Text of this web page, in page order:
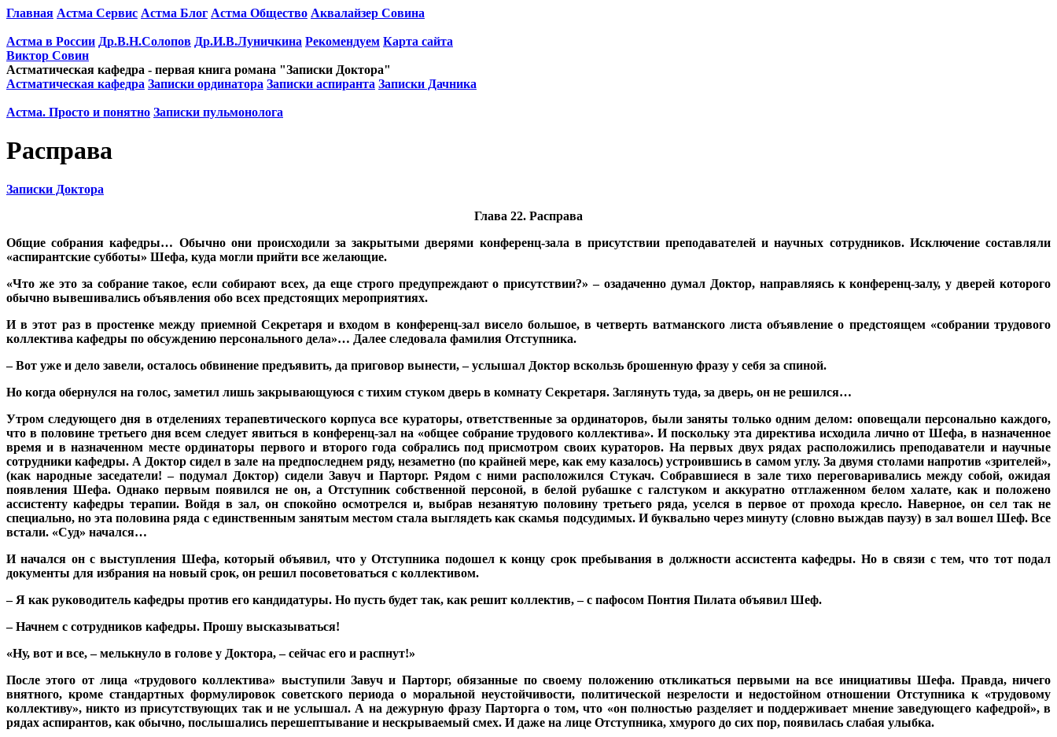
Главная Астма Сервис Астма Блог Астма Общество Аквалайзер Совина
Астма в России Др.В.Н.Солопов Др.И.В.Луничкина Рекомендуем Карта сайта
Виктор Совин
Астматическая кафедра - первая книга романа "Записки Доктора"
Астматическая кафедра Записки ординатора Записки аспиранта Записки Дачника
Астма. Просто и понятно Записки пульмонолога
Расправа
Записки Доктора
Глава 22. Расправа
Общие собрания кафедры… Обычно они происходили за закрытыми дверями конференц-зала в присутствии преподавателей и научных сотрудников. Исключение составляли
«аспирантские субботы» Шефа, куда могли прийти все желающие.
«Что же это за собрание такое, если собирают всех, да еще строго предупреждают о присутствии?» – озадаченно думал Доктор, направляясь к конференц-залу, у дверей которого
обычно вывешивались объявления обо всех предстоящих мероприятиях.
И в этот раз в простенке между приемной Секретаря и входом в конференц-зал висело большое, в четверть ватманского листа объявление о предстоящем «собрании трудового
коллектива кафедры по обсуждению персонального дела»… Далее следовала фамилия Отступника.
– Вот уже и дело завели, осталось обвинение предъявить, да приговор вынести, – услышал Доктор вскользь брошенную фразу у себя за спиной.
Но когда обернулся на голос, заметил лишь закрывающуюся с тихим стуком дверь в комнату Секретаря. Заглянуть туда, за дверь, он не решился…
Утром следующего дня в отделениях терапевтического корпуса все кураторы, ответственные за ординаторов, были заняты только одним делом: оповещали персонально каждого,
что в половине третьего дня всем следует явиться в конференц-зал на «общее собрание трудового коллектива». И поскольку эта директива исходила лично от Шефа, в назначенное
время и в назначенном месте ординаторы первого и второго года собрались под присмотром своих кураторов. На первых двух рядах расположились преподаватели и научные
сотрудники кафедры. А Доктор сидел в зале на предпоследнем ряду, незаметно (по крайней мере, как ему казалось) устроившись в самом углу. За двумя столами напротив «зрителей»,
(как народные заседатели! – подумал Доктор) сидели Завуч и Парторг. Рядом с ними расположился Стукач. Собравшиеся в зале тихо переговаривались между собой, ожидая
появления Шефа. Однако первым появился не он, а Отступник собственной персоной, в белой рубашке с галстуком и аккуратно отглаженном белом халате, как и положено
ассистенту кафедры терапии. Войдя в зал, он спокойно осмотрелся и, выбрав незанятую половину третьего ряда, уселся в первое от прохода кресло. Наверное, он сел так не
специально, но эта половина ряда с единственным занятым местом стала выглядеть как скамья подсудимых. И буквально через минуту (словно выждав паузу) в зал вошел Шеф. Все
встали. «Суд» начался…
И начался он с выступления Шефа, который объявил, что у Отступника подошел к концу срок пребывания в должности ассистента кафедры. Но в связи с тем, что тот подал
документы для избрания на новый срок, он решил посоветоваться с коллективом.
– Я как руководитель кафедры против его кандидатуры. Но пусть будет так, как решит коллектив, – с пафосом Понтия Пилата объявил Шеф.
– Начнем с сотрудников кафедры. Прошу высказываться!
«Ну, вот и все, – мелькнуло в голове у Доктора, – сейчас его и распнут!»
После этого от лица «трудового коллектива» выступили Завуч и Парторг, обязанные по своему положению откликаться первыми на все инициативы Шефа. Правда, ничего
внятного, кроме стандартных формулировок советского периода о моральной неустойчивости, политической незрелости и недостойном отношении Отступника к «трудовому
коллективу», никто из присутствующих так и не услышал. А на дежурную фразу Парторга о том, что «он полностью разделяет и поддерживает мнение заведующего кафедрой», в
рядах аспирантов, как обычно, послышались перешептывание и нескрываемый смех. И даже на лице Отступника, хмурого до сих пор, появилась слабая улыбка.